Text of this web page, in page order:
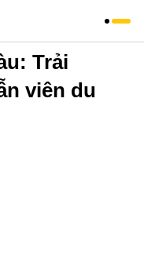
Trải
viên du